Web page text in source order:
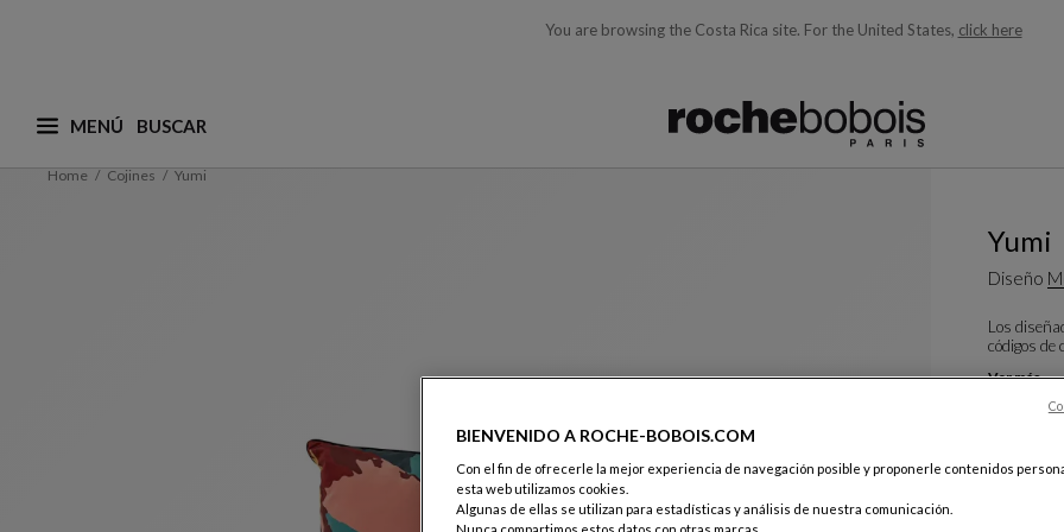
You are browsing the Costa Rica site. For the United States, click here
MENÚ
¿Qué está buscando? (adaptamos las sugerencias aquí debajo acorde con lo que está buscando)
Home Cojines Yumi
Yumi
Diseño
Los
códigos de
Ver más
BIENVENIDO A ROCHE-BOBOIS.COM
Con el fin de ofrecerle la mejor experiencia de navegación posible y proponerle contenidos
esta web utilizamos cookies.
Algunas de ellas se utilizan para estadísticas y análisis de nuestra comunicación.
Nunca compartimos estos datos con otras marcas.